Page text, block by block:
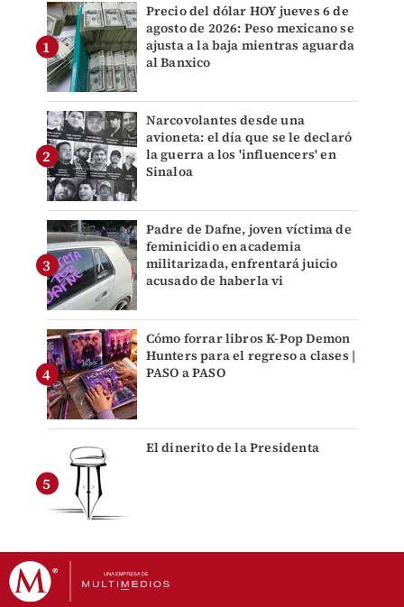
Precio del dólar HOY jueves 6 de
agosto de 2026: Peso mexicano se
ajusta a la baja mientras aguarda
al Banxico
Narcovolantes desde una
avioneta: el día que se le declaró
la guerra a los 'influencers' en
Sinaloa
Padre de Dafne, joven víctima de
feminicidio en academia
militarizada, enfrentará juicio
acusado de haberla vi
Cómo forrar libros K-Pop Demon
Hunters para el regreso a clases |
PASO a PASO
El dinerito de la Presidenta